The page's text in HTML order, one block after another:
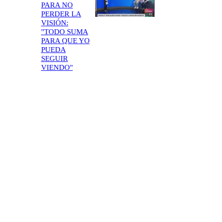
PARA NO
PERDER LA
VISIÓN:
"TODO SUMA
PARA QUE YO
PUEDA
SEGUIR
VIENDO"